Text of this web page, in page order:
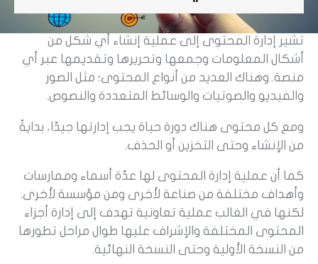
تشير إدارة المحتوى إلى عملية إنشاء أي شكل من
أشكال المعلومات وجمعها وتحريرها وتقديمها عبر أي
منصة. وهناك العديد من أنواع المحتوى؛ مثل الصور
والفيديو والصوتيات والوسائط المتعددة والنصوص.
ومع كل محتوى هناك دورة حياة يجب إدارتها جيدًا، بدايةً
من الإنشاء وحتى التخزين أو الحذف.
كما أن عملية إدارة المحتوى لها عدّة أسماء وممارسات
وأهداف مختلفة من صناعة لأخرى ومن مؤسسة لأخرى.
لكنها في الغالب عملية تعاونية تهدف إلى إدارة أجزاء
المحتوى المختلفة والإشراف عليها طوال مراحل تطورها
من النسخة الأولية وحتى النسخة النهائية.